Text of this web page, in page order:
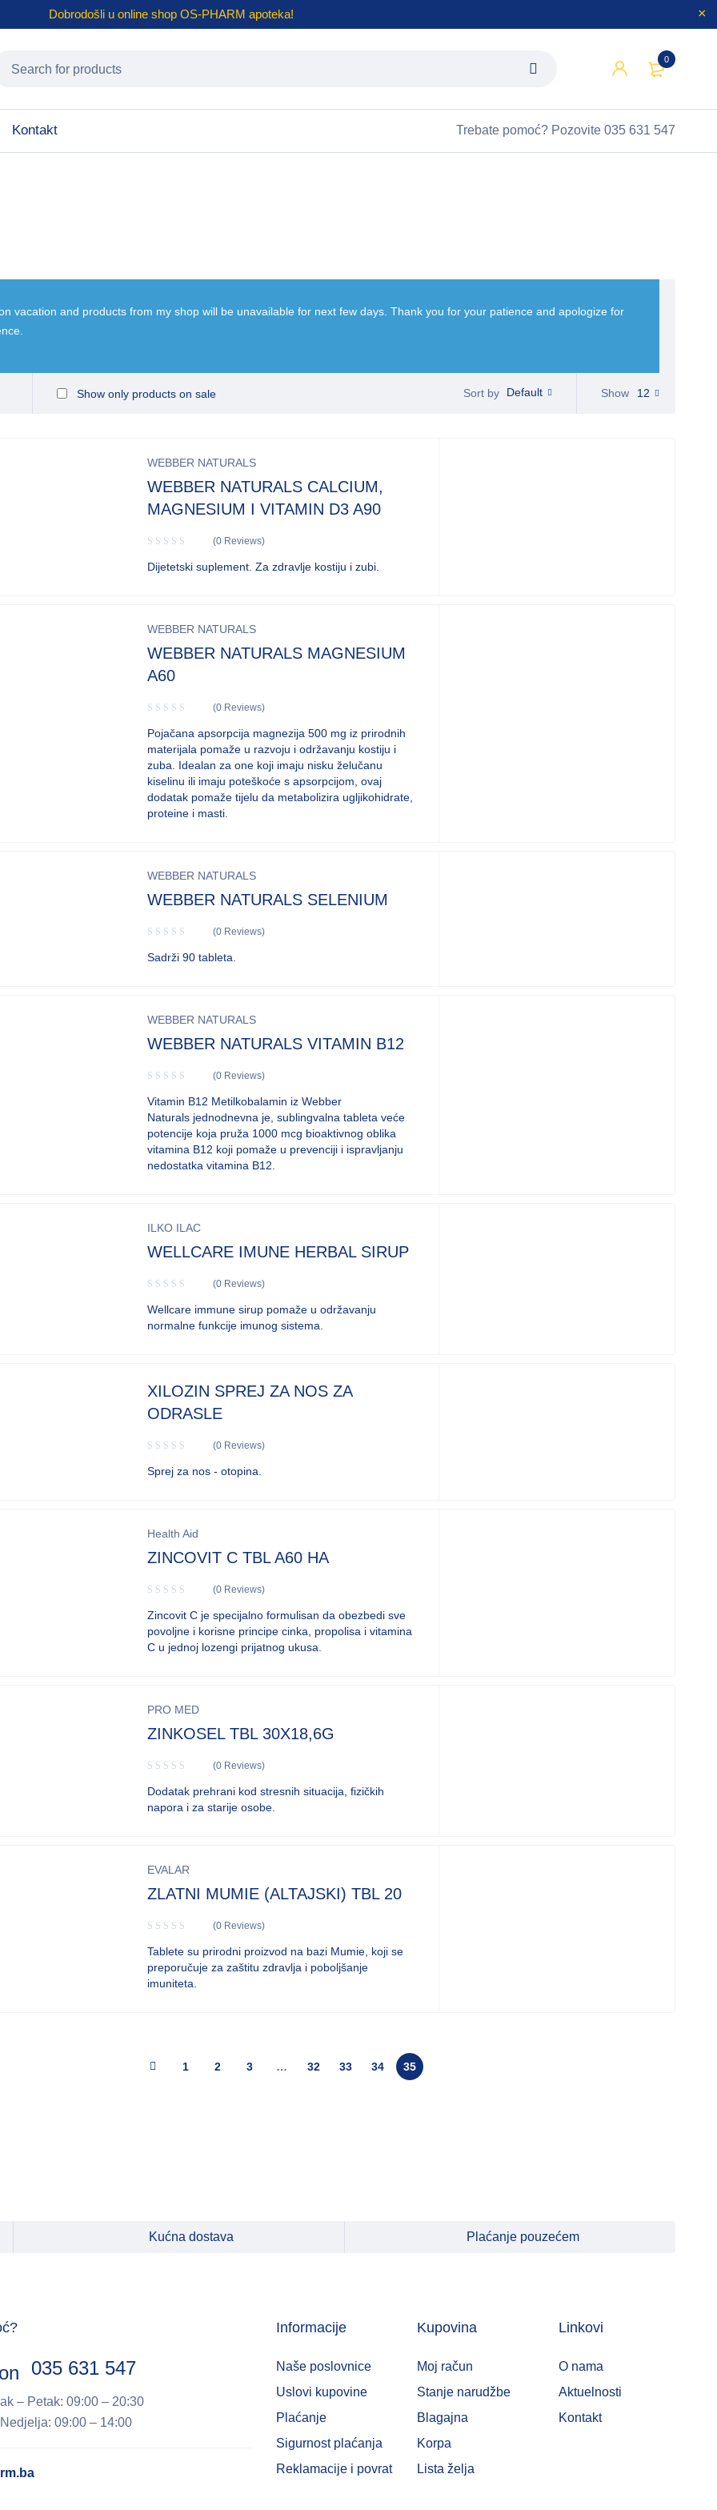
Dobrodošli u online shop OS-PHARM apoteka!
0
Kontakt Trebate pomoć? Pozovite 035 631 547
vacation and products from my shop will be unavailable for next few days. Thank you for your patience and apologize for
Sort by Default
Show only products on sale Show 12
WEBBER NATURALS
WEBBER NATURALS CALCIUM,
MAGNESIUM I VITAMIN D3 A90
(0 Reviews)
Dijetetski suplement. Za zdravlje kostiju i zubi.
WEBBER NATURALS
WEBBER NATURALS MAGNESIUM
A60
(0 Reviews)
Pojačana apsorpcija magnezija 500 mg iz prirodnih
materijala pomaže u razvoju i održavanju kostiju i
zuba. Idealan za one koji imaju nisku želučanu
kiselinu ili imaju poteškoće s apsorpcijom, ovaj
dodatak pomaže tijelu da metabolizira ugljikohidrate,
proteine i masti.
WEBBER NATURALS
WEBBER NATURALS SELENIUM
(0 Reviews)
Sadrži 90 tableta.
WEBBER NATURALS
WEBBER NATURALS VITAMIN B12
(0 Reviews)
Vitamin B12 Metilkobalamin iz Webber
Naturals jednodnevna je, sublingvalna tableta veće
potencije koja pruža 1000 mcg bioaktivnog oblika
vitamina B12 koji pomaže u prevenciji i ispravljanju
nedostatka vitamina B12.
ILKO ILAC
WELLCARE IMUNE HERBAL SIRUP
(0 Reviews)
Wellcare immune sirup pomaže u održavanju
normalne funkcije imunog sistema.
XILOZIN SPREJ ZA NOS ZA
ODRASLE
(0 Reviews)
Sprej za nos - otopina.
Health Aid
ZINCOVIT C TBL A60 HA
(0 Reviews)
Zincovit C je specijalno formulisan da obezbedi sve
povoljne i korisne principe cinka, propolisa i vitamina
C u jednoj lozengi prijatnog ukusa.
PRO MED
ZINKOSEL TBL 30X18,6G
(0 Reviews)
Dodatak prehrani kod stresnih situacija, fizičkih
napora i za starije osobe.
EVALAR
ZLATNI MUMIE (ALTAJSKI) TBL 20
(0 Reviews)
Tablete su prirodni proizvod na bazi Mumie, koji se
preporučuje za zaštitu zdravlja i poboljšanje
imuniteta.
1 2 3 … 32 33 34 35
Kućna dostava Plaćanje pouzećem
035 631 547
– Petak: 09:00 – 20:30
09:00 – 14:00
Informacije
Naše poslovnice
Uslovi kupovine
Plaćanje
Sigurnost plaćanja
Reklamacije i povrat
Kupovina
Moj račun
Stanje narudžbe
Blagajna
Korpa
Lista želja
Linkovi
O nama
Aktuelnosti
Kontakt